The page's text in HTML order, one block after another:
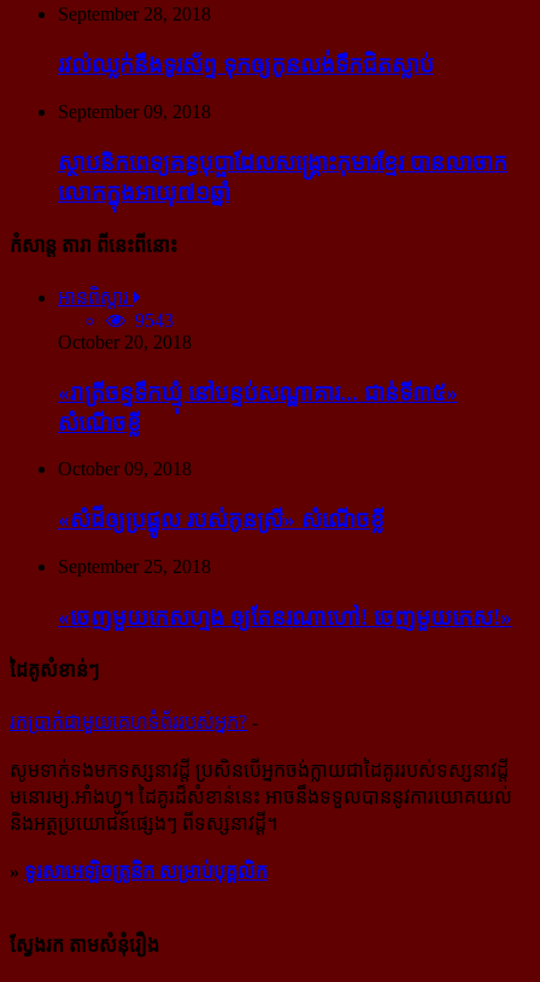
September 28, 2018
រវល់​ឈ្លក់​នឹង​ទូរស័ព្ទ ទុក​ឲ្យ​កូន​លង់​ទឹក​ជិត​ស្លាប់
September 09, 2018
ស្ថាបនិក​ពេទ្យ​គន្ធបុប្ផា​ដែល​សង្គ្រោះ​កុមារ​ខ្មែរ​ បាន​លាចាក​
លោក​ក្នុង​អាយុ​៧១ឆ្នាំ
កំសាន្ដ តារា ពីនេះពីនោះ
អានពិស្ដារ
9543
October 20, 2018
«រាត្រីចន្ទទឹកឃ្មុំ នៅបន្ទប់សណ្ឋាគារ... ជាន់ទី៣៥»
សំណើចខ្លី
October 09, 2018
«សំដី​ឲ្យ​ប្រផ្នូល របស់​កូនស្រី» សំណើចខ្លី
September 25, 2018
«ចេញ​មួយ​កេស​ហ្មង ឲ្យ​តែ​នរណា​ហៅ! ចេញ​មួយ​កេស!»
ដៃគូសំខាន់ៗ
រក​​ប្រាក់​​ជា​​មួយ​​គេហទំព័រ​​របស់​​អ្នក? -
សូម​ទាក់ទង​មក​ទស្សនាវដ្ដី ប្រសិន​បើ​អ្នក​ចង់​ក្លាយ​ជា​ដៃគូរ​របស់​ទស្សនាវដ្ដី​
មនោរម្យ.អាំងហ្វូ។ ដៃ​គូរ​ដ៏​សំខាន់​នេះ អាច​នឹង​ទទួល​បាន​នូវ​ការ​យោគយល់
និង​អត្ថ​ប្រយោជន៍​ផ្សេងៗ ពីទស្សនាវដ្ដី។
» ទូរសាអេឡិចត្រូនិក សម្រាប់បុគ្គលិក
ស្វែងរក តាមសំនុំរឿង